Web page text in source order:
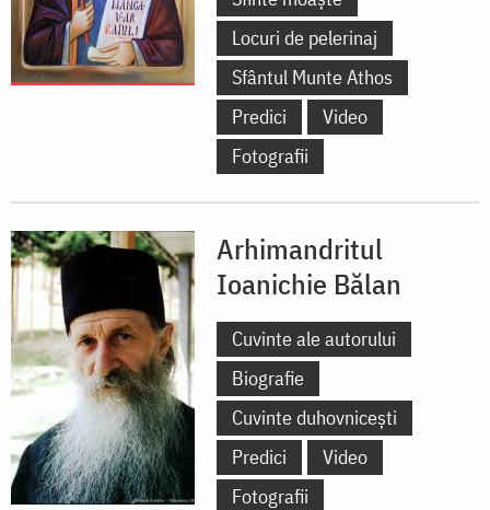
Locuri de pelerinaj
Sfântul Munte Athos
Predici
Video
Fotografii
Arhimandritul
Ioanichie Bălan
Cuvinte ale autorului
Biografie
Cuvinte duhovnicești
Predici
Video
Fotografii